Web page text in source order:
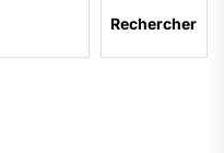
Rechercher